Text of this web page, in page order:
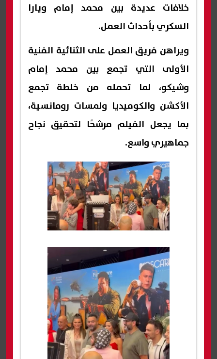
خلافات عديدة بين محمد إمام ويارا
السكري بأحداث العمل.
ويراهن فريق العمل على الثنائية الفنية
الأولى التي تجمع بين محمد إمام
وشيكو، لما تحمله من خلطة تجمع
الأكشن والكوميديا ولمسات رومانسية،
بما يجعل الفيلم مرشحًا لتحقيق نجاح
جماهيري واسع.